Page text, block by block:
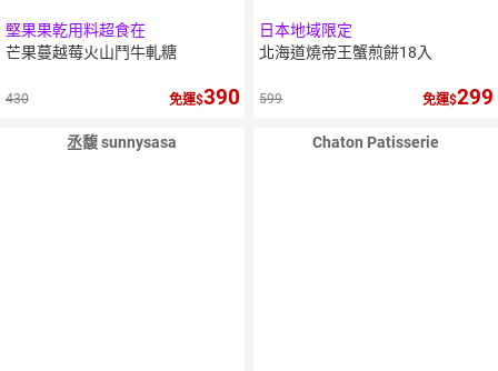
堅果果乾用料超食在
芒果蔓越莓火山鬥牛軋糖
430 免運 390
日本地域限定
北海道燒帝王蟹煎餅18入
599 免運 299
丞馥 sunnysasa Chaton Patisserie